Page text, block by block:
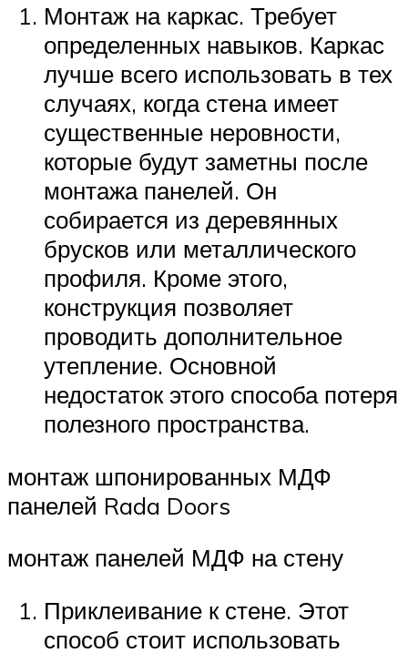
Монтаж на каркас. Требует
определенных навыков. Каркас
лучше всего использовать в тех
случаях, когда стена имеет
существенные неровности,
которые будут заметны после
монтажа панелей. Он
собирается из деревянных
брусков или металлического
профиля. Кроме этого,
конструкция позволяет
проводить дополнительное
утепление. Основной
недостаток этого способа потеря
полезного пространства.
монтаж шпонированных МДФ
панелей Rada Doors
монтаж панелей МДФ на стену
Приклеивание к стене. Этот
способ стоит использовать